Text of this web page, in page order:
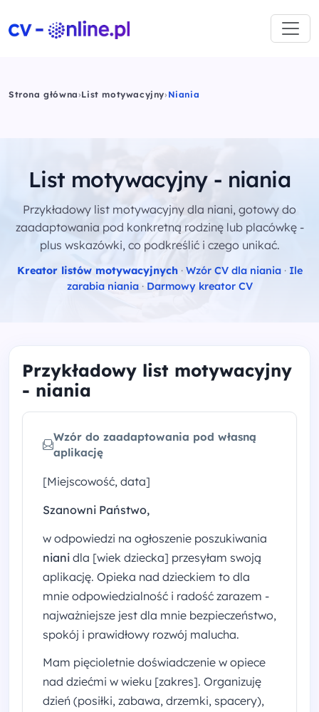
Strona główna›List motywacyjny› Niania
List motywacyjny - niania
Przykładowy list motywacyjny dla niani, gotowy do
zaadaptowania pod konkretną rodzinę lub placówkę -
plus wskazówki, co podkreślić i czego unikać.
Kreator listów motywacyjnych · Wzór CV dla niania · Ile
zarabia niania · Darmowy kreator CV
Przykładowy list motywacyjny
- niania
Wzór do zaadaptowania pod własną
aplikację
[Miejscowość, data]
Szanowni Państwo,
w odpowiedzi na ogłoszenie poszukiwania
niani dla [wiek dziecka] przesyłam swoją
aplikację. Opieka nad dzieckiem to dla
mnie odpowiedzialność i radość zarazem -
najważniejsze jest dla mnie bezpieczeństwo,
spokój i prawidłowy rozwój malucha.
Mam pięcioletnie doświadczenie w opiece
nad dziećmi w wieku [zakres]. Organizuję
dzień (posiłki, zabawa, drzemki, spacery),